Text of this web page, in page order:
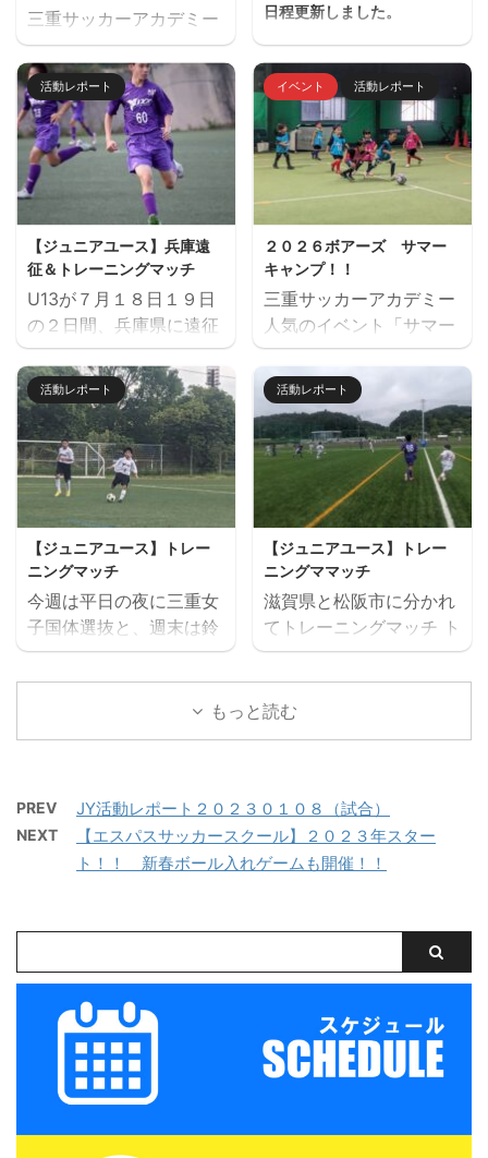
三重サッカーアカデミー
ジュニアユース（中学生
のチーム）の２０２７年
度の新入団選手対象の体
験練習会を開催します。
ご興味のある方はぜひご
参加ください。体験練習
会を通して進路の選択肢
の一つとしてご検討いた
だければと思います。体
験会のお申込みはページ
下にある申込フォームか
らお願いいたします。 三
ュニアユースでは、選手
の育成を第一とし、次の
年代でさらなる飛躍がで
きるよう活動していま
す。 中学生年代で獲得す
べき技術や戦術の徹底・
個々がもつストロングポ
イント（長所）を磨く・
そしてサッカーを楽しむ
...
日程更新しました。
夏休み期間、屋内フット
サル場「フットサーカス
鈴鹿」でミニサッカー中
心のストリートサッカー
的サッカースクールを開
催します。毎回参加、１
回だけの参加OKと気軽
に参加できます。※参加
にはお申込みが必要で
す。下のフォームからお
申込みください。キャン
セル等ないようご予定を
ご確認の上お申し込みく
ださい。 ウォーミングア
ップを兼ねた基礎技術練
習の後、たくさんミニサ
ッカーの試合を実施。そ
して毎日ベストプレヤー
を選出！！ 協賛：
Mreform 時間割： 小学
１ー３年生 １６：３０－
１７：２０ 定員１２名程
度 最少催行人数６ ...
活動レポート
【ジュニアユース】兵庫遠
征＆トレーニングマッチ
U13が７月１８日１９日
の２日間、兵庫県に遠征
しました。 U14とU15
は、鈴鹿市と奈良県でト
レーニングマッチを行い
ました。 兵庫遠征 三重
サッカーアカデミー 対
FC VAIZE・高槻ジー
グ・CAOS（大阪）・ハ
ジャス（岡山）・FCファ
ルトラーダ（広島）・
MIOびわこ滋賀・レイジ
ェンド滋賀
https://miesocceracade
07/PXL_20260718_0801
22879.mp4 トレーニン
イベント 活動レポート
２０２６ボアーズ サマー
キャンプ！！
三重サッカーアカデミー
人気のイベント「サマー
キャンプ」を７月２６日
（日）に開催します。 楽
しいゲームから本格的な
サッカーの練習、サッカ
ー大会と盛りだくさんの
内容で、この夏最高の思
い出になること間違いな
し！！ たくさんのご参加
お待ちしております。
【日時】７月２６日
（日）９：００（８：４
５開場）－１７：００
ート） 【持ち物】サッカ
ーのできる格好・靴※・
（大きめの水筒）・着替
え（午後練習用）・サン
ダル・タオル・お弁当
（冷房の効いたお部屋で
活動レポート
【ジュニアユース】トレー
ニングマッチ
今週は平日の夜に三重女
子国体選抜と、週末は鈴
鹿市と津市に分かれてト
レーニングマッチを実施
しました。 トレーニング
ー 対 ヴェルデラッソ
松阪 三重サッカーアカデ
ミー 対 津西高校
活動レポート
【ジュニアユース】トレー
ニングママッチ
滋賀県と松阪市に分かれ
てトレーニングマッチ ト
レーニングマッチ 三重サ
ッカーアカデミー 対
ラドソン滋賀 三重サッカ
もっと読む
PREV JY活動レポート２０２３０１０８（試合）
NEXT
【エスパスサッカースクール】２０２３年スター
ト！！ 新春ボール入れゲームも開催！！